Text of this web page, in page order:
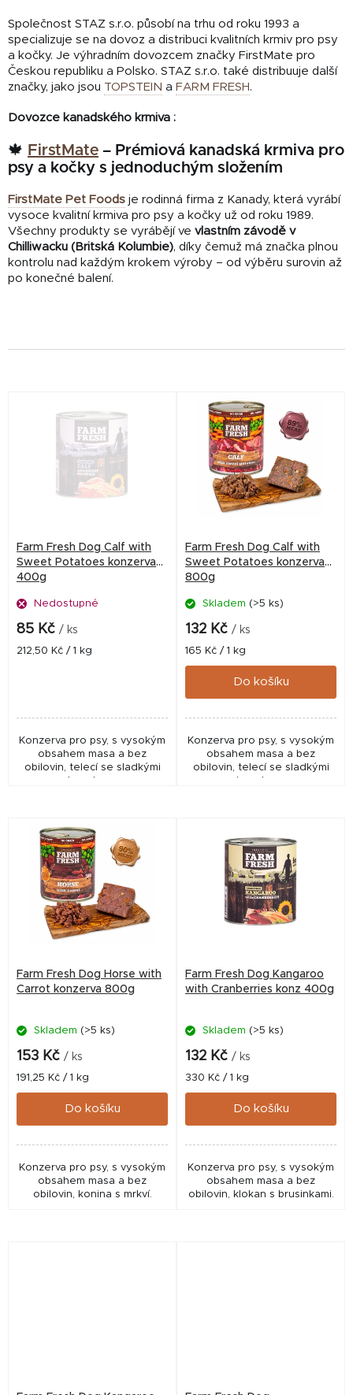
Společnost STAZ s.r.o. působí na trhu od roku 1993 a
specializuje se na dovoz a distribuci kvalitních krmiv pro psy
a kočky. Je výhradním dovozcem značky FirstMate pro
Českou republiku a Polsko. STAZ s.r.o. také distribuuje další
značky, jako jsou TOPSTEIN a FARM FRESH .
Dovozce kanadského krmiva :
🍁 FirstMate – Prémiová kanadská krmiva pro
psy a kočky s jednoduchým složením
FirstMate Pet Foods je rodinná firma z Kanady, která vyrábí
vysoce kvalitní krmiva pro psy a kočky už od roku 1989.
Všechny produkty se vyrábějí ve vlastním závodě v
Chilliwacku (Britská Kolumbie), díky čemuž má značka plnou
kontrolu nad každým krokem výroby – od výběru surovin až
po konečné balení.
o
d
Farm Fresh Dog Calf with
Sweet Potatoes konzerva
400g
Nedostupné
85 Kč / ks
Měrná
212,50 Kč / 1 kg
Konzerva pro psy, s vysokým
obsahem masa a bez
obilovin, telecí se sladkými
Farm Fresh Dog Calf with
Sweet Potatoes konzerva
800g
Skladem (>5 ks)
132 Kč / ks
Měrná
cena:
165 Kč / 1 kg
Do košíku
Konzerva pro psy, s vysokým
obsahem masa a bez
obilovin, telecí se sladkými
Farm Fresh Dog Horse with
Carrot konzerva 800g
Skladem (>5 ks)
153 Kč / ks
Měrná
cena:
191,25 Kč / 1 kg
Do košíku
Konzerva pro psy, s vysokým
obsahem masa a bez
obilovin, konina s mrkví.
Farm Fresh Dog Kangaroo
with Cranberries konz 400g
Skladem (>5 ks)
132 Kč / ks
Měrná
cena:
330 Kč / 1 kg
Do košíku
Konzerva pro psy, s vysokým
obsahem masa a bez
obilovin, klokan s brusinkami.